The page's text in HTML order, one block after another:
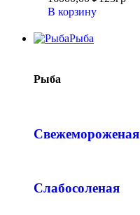
В корзину
Рыба
Рыба
Свежемороженая
Слабосоленая